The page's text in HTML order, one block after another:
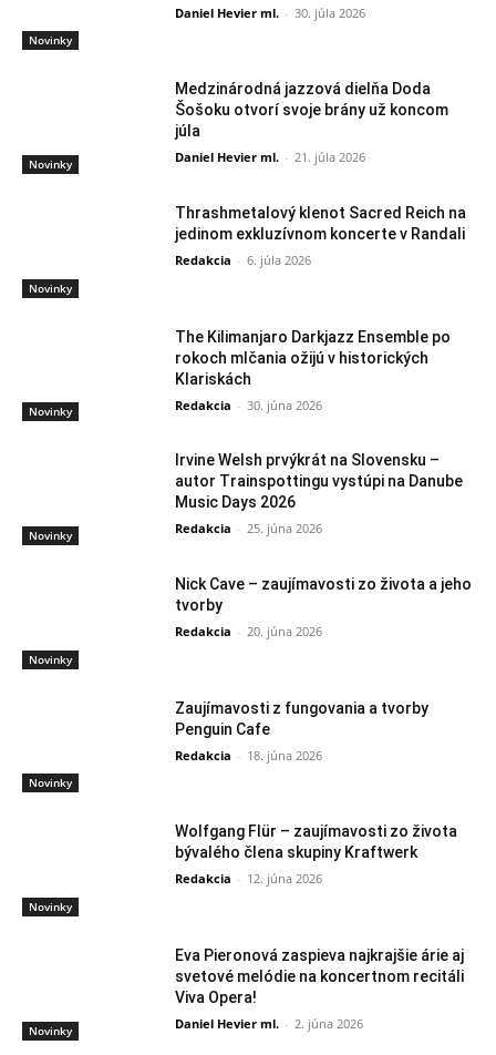
Novinky
Daniel Hevier ml. - 30. júla 2026
Novinky
Medzinárodná jazzová dielňa Doda
Šošoku otvorí svoje brány už koncom
júla
Daniel Hevier ml. - 21. júla 2026
Novinky
Thrashmetalový klenot Sacred Reich na
jedinom exkluzívnom koncerte v Randali
Redakcia - 6. júla 2026
Novinky
The Kilimanjaro Darkjazz Ensemble po
rokoch mlčania ožijú v historických
Klariskách
Redakcia - 30. júna 2026
Novinky
Irvine Welsh prvýkrát na Slovensku –
autor Trainspottingu vystúpi na Danube
Music Days 2026
Redakcia - 25. júna 2026
Novinky
Nick Cave – zaujímavosti zo života a jeho
tvorby
Redakcia - 20. júna 2026
Novinky
Zaujímavosti z fungovania a tvorby
Penguin Cafe
Redakcia - 18. júna 2026
Novinky
Wolfgang Flür – zaujímavosti zo života
bývalého člena skupiny Kraftwerk
Redakcia - 12. júna 2026
Novinky
Eva Pieronová zaspieva najkrajšie árie aj
svetové melódie na koncertnom recitáli
Viva Opera!
Daniel Hevier ml. - 2. júna 2026